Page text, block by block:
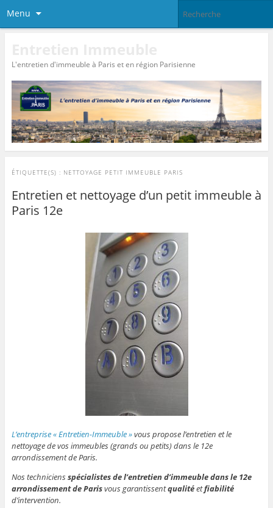
Menu
L'entretien d'immeuble à Paris et en région Parisienne
ÉTIQUETTE(S) : NETTOYAGE PETIT IMMEUBLE PARIS
Entretien et nettoyage d’un petit immeuble à
Paris 12e
L’entreprise « Entretien-Immeuble »vous propose l’entretien et le
nettoyage de vos immeubles (grands ou petits) dans le 12e
arrondissement de Paris.
Nos techniciensspécialistes de l’entretien d’immeuble dans le 12e
arrondissement de Parisvous garantissentqualitéetfiabilité
d’intervention.